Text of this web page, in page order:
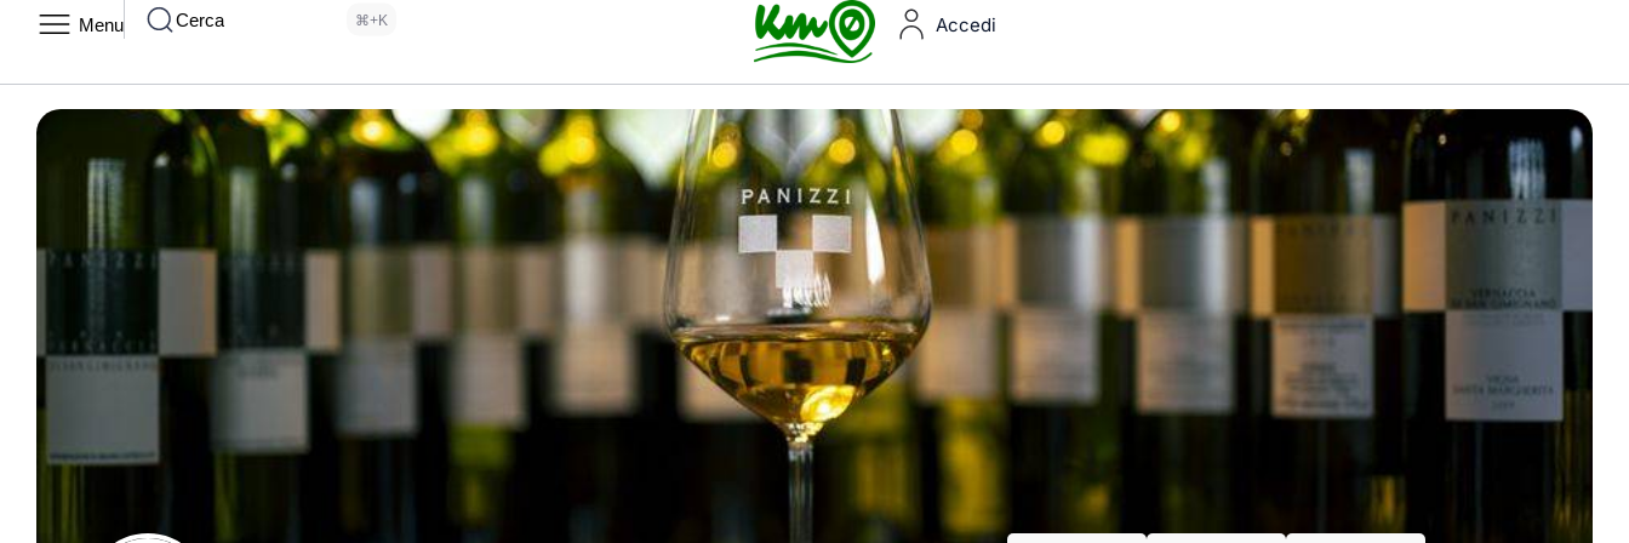
Menu Cerca ⌘+K Accedi